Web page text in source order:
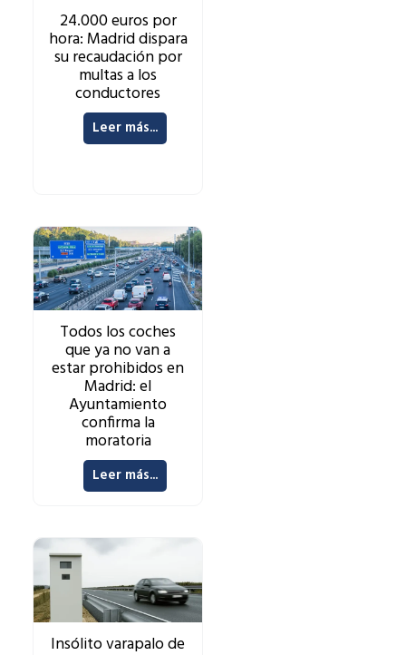
24.000 euros por
hora: Madrid dispara
su recaudación por
multas a los
conductores
Leer más...
Todos los coches
que ya no van a
estar prohibidos en
Madrid: el
Ayuntamiento
confirma la
moratoria
Leer más...
Insólito varapalo de